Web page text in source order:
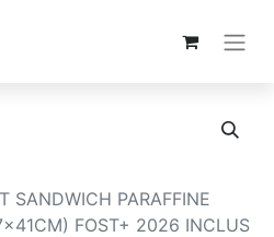
SANDWICH PARAFFINE
FOST+ 2026 INCLUS